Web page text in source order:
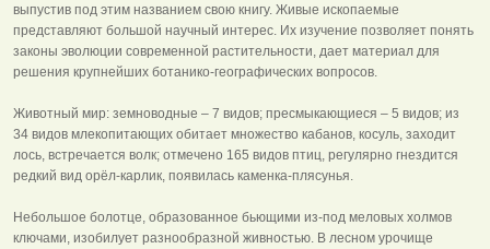
выпустив под этим названием свою книгу. Живые ископаемые
представляют большой научный интерес. Их изучение позволяет понять
законы эволюции современной растительности, дает материал для
решения крупнейших ботанико-географических вопросов.
Животный мир: земноводные – 7 видов; пресмыкающиеся – 5 видов; из
34 видов млекопитающих обитает множество кабанов, косуль, заходит
лось, встречается волк; отмечено 165 видов птиц, регулярно гнездится
редкий вид орёл-карлик, появилась каменка-плясунья.
Небольшое болотце, образованное бьющими из-под меловых холмов
ключами, изобилует разнообразной живностью. В лесном урочище